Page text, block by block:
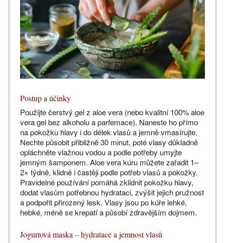
Postup a účinky
Použijte čerstvý gel z aloe vera (nebo kvalitní 100% aloe
vera gel bez alkoholu a parfemace). Naneste ho přímo
na pokožku hlavy i do délek vlasů a jemně vmasírujte.
Nechte působit přibližně 30 minut, poté vlasy důkladně
opláchněte vlažnou vodou a podle potřeby umyjte
jemným šamponem. Aloe vera kúru můžete zařadit 1–
2× týdně, klidně i častěji podle potřeb vlasů a pokožky.
Pravidelné používání pomáhá zklidnit pokožku hlavy,
dodat vlasům potřebnou hydrataci, zvýšit jejich pružnost
a podpořit přirozený lesk. Vlasy jsou po kúře lehké,
hebké, méně se krepatí a působí zdravějším dojmem.
Jogurtová maska – hydratace a jemnost vlasů